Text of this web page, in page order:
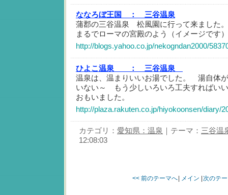
ななろぼ王国 ：
三谷温泉
蒲郡の三谷温泉 松風園に行って来ました
まるでローマの宮殿のよう（イメージです
http://blogs.yahoo.co.jp/nekogndan2000/
ひよこ温泉 ：
三谷温泉
温泉は、温まりいいお湯でした。 湯自体
いない～ もう少しいろいろ工夫すればい
おもいました。
http://plaza.rakuten.co.jp/hiyokoonsen/diary/
カテゴリ： 愛知県：温泉 ｜テーマ： 三谷温
12:08:03
<< 前のテーマへ メイン 次のテ